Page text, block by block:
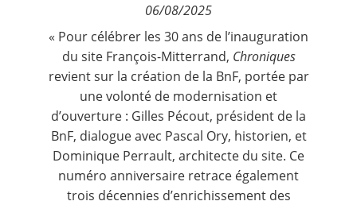
06/08/2025
« Pour célébrer les 30 ans de l’inauguration
du site François-Mitterrand, Chroniques
revient sur la création de la BnF, portée par
une volonté de modernisation et
d’ouverture : Gilles Pécout, président de la
BnF, dialogue avec Pascal Ory, historien, et
Dominique Perrault, architecte du site. Ce
numéro anniversaire retrace également
trois décennies d’enrichissement des